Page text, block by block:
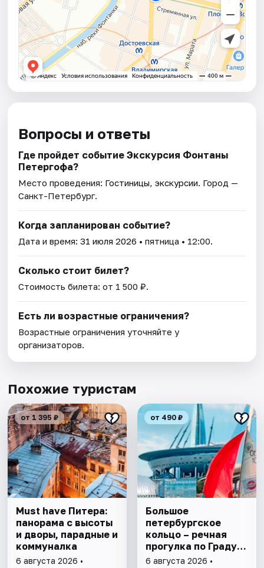
Вопросы и ответы
Где пройдет событие Экскурсия Фонтаны
Петергофа?
Место проведения: Гостиницы, экскурсии. Город —
Санкт-Петербург.
Когда запланирован событие?
Дата и время:31 июля 2026 • пятница • 12:00.
Сколько стоит билет?
Стоимость билета: от 1 500 ₽.
Есть ли возрастные ограничения?
Возрастные ограничения уточняйте у
организаторов.
Похожие туристам
от 1 395 ₽
Must have Питера:
панорама с высоты
и дворы, парадные и
коммуналка
6 августа 2026 •
от 490 ₽
Большое
петербургское
кольцо – речная
прогулка пo Граду
на Неве с
6 августа 2026 •